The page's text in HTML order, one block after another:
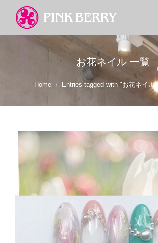
お花ネイル 一覧
You are here:
Home Entries tagged with "お花ネイル"